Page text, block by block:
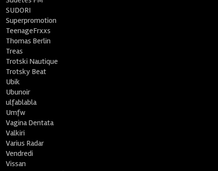
SUDORI
Superpromotion
TeenageFrxxs
Thomas Berlin
Treas
Trotski Nautique
Trotsky Beat
Ubik
Ubunoir
ulfablabla
Umfw
Vagina Dentata
Valkiri
Varius Radar
Vendredi
Vissan